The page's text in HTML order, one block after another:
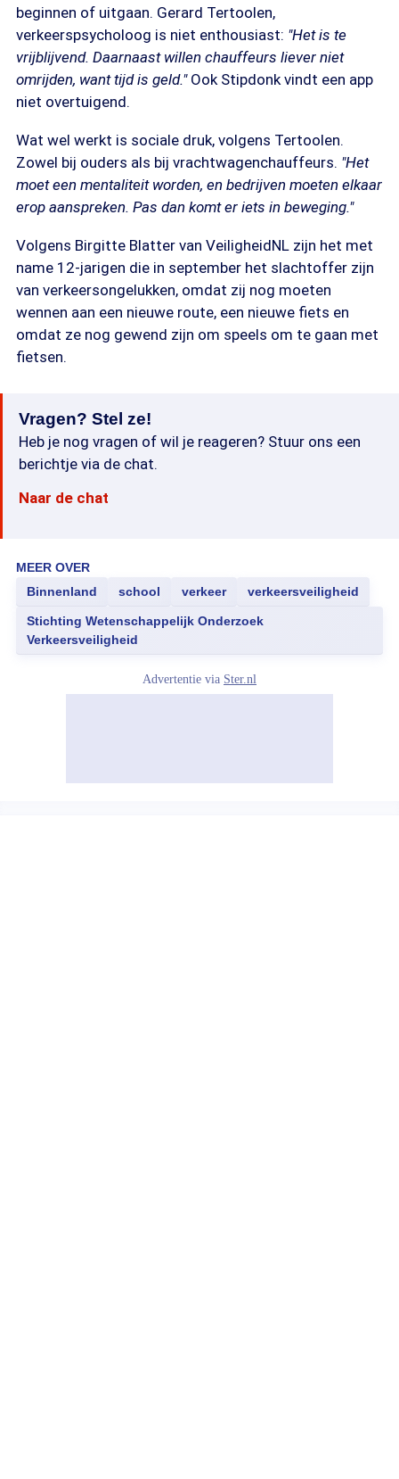
beginnen of uitgaan. Gerard Tertoolen,
verkeerspsycholoog is niet enthousiast: "Het is te
vrijblijvend. Daarnaast willen chauffeurs liever niet
omrijden, want tijd is geld." Ook Stipdonk vindt een app
niet overtuigend.
Wat wel werkt is sociale druk, volgens Tertoolen.
Zowel bij ouders als bij vrachtwagenchauffeurs. "Het
moet een mentaliteit worden, en bedrijven moeten elkaar
erop aanspreken. Pas dan komt er iets in beweging."
Volgens Birgitte Blatter van VeiligheidNL zijn het met
name 12-jarigen die in september het slachtoffer zijn
van verkeersongelukken, omdat zij nog moeten
wennen aan een nieuwe route, een nieuwe fiets en
omdat ze nog gewend zijn om speels om te gaan met
fietsen.
Vragen? Stel ze!
Heb je nog vragen of wil je reageren? Stuur ons een
berichtje via de chat.
Naar de chat
MEER OVER
Binnenland
school verkeer verkeersveiligheid
Stichting Wetenschappelijk Onderzoek
Verkeersveiligheid
Advertentie via Ster.nl